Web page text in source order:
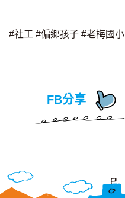
#社工 #偏鄉孩子 #老梅國小
FB分享